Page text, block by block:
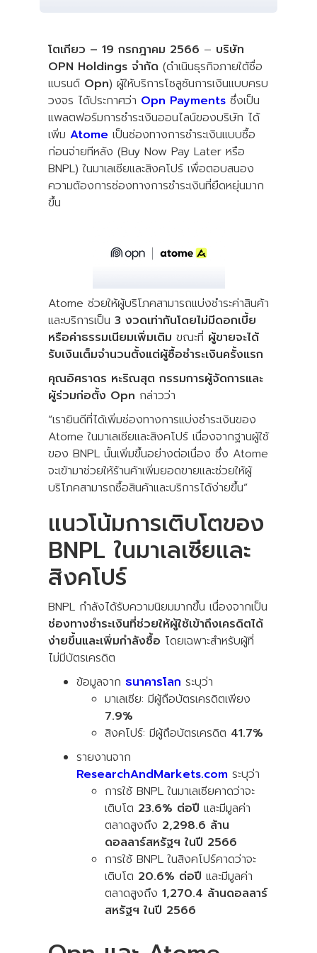
โตเกียว – 19 กรกฎาคม 2566 – บริษัท
OPN Holdings จำกัด (ดำเนินธุรกิจภายใต้ชื่อ
แบรนด์ Opn) ผู้ให้บริการโซลูชันการเงินแบบครบ
วงจร ได้ประกาศว่า Opn Payments ซึ่งเป็น
แพลตฟอร์มการชำระเงินออนไลน์ของบริษัท ได้
เพิ่ม Atome เป็นช่องทางการชำระเงินแบบซื้อ
ก่อนจ่ายทีหลัง (Buy Now Pay Later หรือ
BNPL) ในมาเลเซียและสิงคโปร์ เพื่อตอบสนอง
ความต้องการช่องทางการชำระเงินที่ยืดหยุ่นมาก
ขึ้น
Atome ช่วยให้ผู้บริโภคสามารถแบ่งชำระค่าสินค้า
และบริการเป็น 3 งวดเท่ากันโดยไม่มีดอกเบี้ย
หรือค่าธรรมเนียมเพิ่มเติม ขณะที่ ผู้ขายจะได้
รับเงินเต็มจำนวนตั้งแต่ผู้ซื้อชำระเงินครั้งแรก
คุณอิศราดร หะริณสุต กรรมการผู้จัดการและ
ผู้ร่วมก่อตั้ง Opn กล่าวว่า
“เรายินดีที่ได้เพิ่มช่องทางการแบ่งชำระเงินของ
Atome ในมาเลเซียและสิงคโปร์ เนื่องจากฐานผู้ใช้
ของ BNPL นั้นเพิ่มขึ้นอย่างต่อเนื่อง ซึ่ง Atome
จะเข้ามาช่วยให้ร้านค้าเพิ่มยอดขายและช่วยให้ผู้
บริโภคสามารถซื้อสินค้าและบริการได้ง่ายขึ้น”
แนวโน้มการเติบโตของ
BNPL ในมาเลเซียและ
สิงคโปร์
BNPL กำลังได้รับความนิยมมากขึ้น เนื่องจากเป็น
ช่องทางชำระเงินที่ช่วยให้ผู้ใช้เข้าถึงเครดิตได้
ง่ายขึ้นและเพิ่มกำลังซื้อ โดยเฉพาะสำหรับผู้ที่
ไม่มีบัตรเครดิต
ข้อมูลจาก ธนาคารโลก ระบุว่า
มาเลเซีย: มีผู้ถือบัตรเครดิตเพียง
7.9%
สิงคโปร์: มีผู้ถือบัตรเครดิต 41.7%
รายงานจาก
ResearchAndMarkets.com ระบุว่า
การใช้ BNPL ในมาเลเซียคาดว่าจะ
เติบโต 23.6% ต่อปี และมีมูลค่า
ตลาดสูงถึง 2,298.6 ล้าน
ดอลลาร์สหรัฐฯ ในปี 2566
การใช้ BNPL ในสิงคโปร์คาดว่าจะ
เติบโต 20.6% ต่อปี และมีมูลค่า
ตลาดสูงถึง 1,270.4 ล้านดอลลาร์
สหรัฐฯ ในปี 2566